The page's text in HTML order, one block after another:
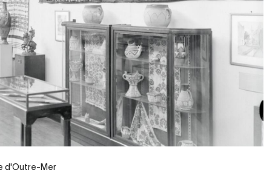
d'Outre-Mer